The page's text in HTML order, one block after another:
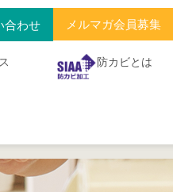
合わせ メルマガ会員募集
防カビとは